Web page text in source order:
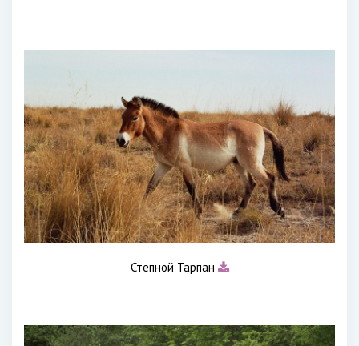
Степной Тарпан